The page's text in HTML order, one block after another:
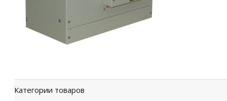
Категории товаров